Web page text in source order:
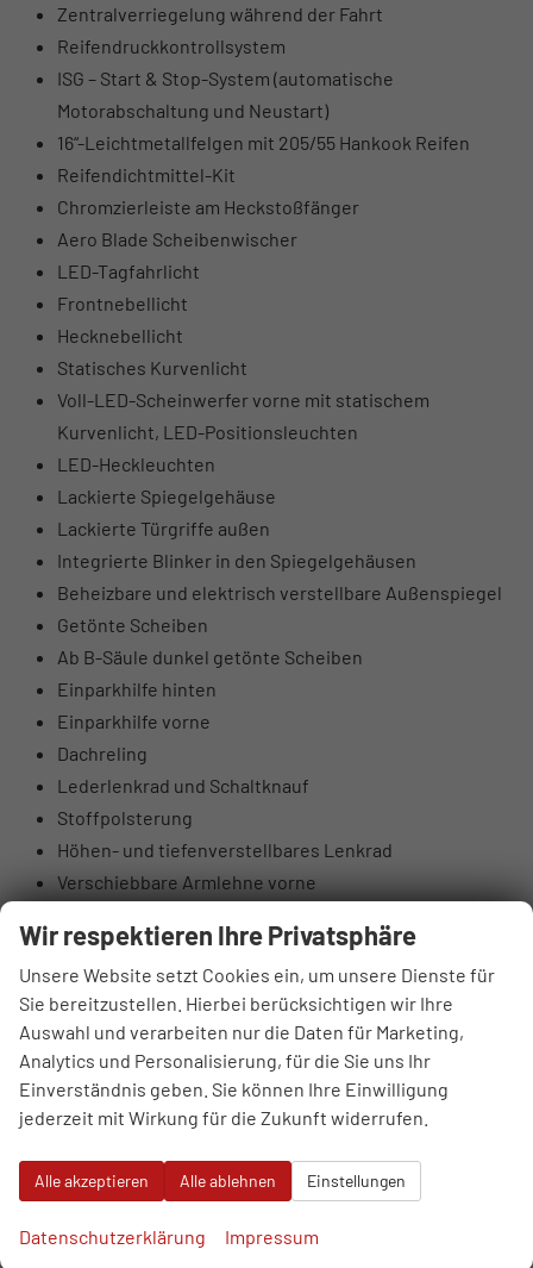
Zentralverriegelung während der Fahrt
Reifendruckkontrollsystem
ISG – Start & Stop-System (automatische
Motorabschaltung und Neustart)
16“-Leichtmetallfelgen mit 205/55 Hankook Reifen
Reifendichtmittel-Kit
Chromzierleiste am Heckstoßfänger
Aero Blade Scheibenwischer
LED-Tagfahrlicht
Frontnebellicht
Hecknebellicht
Statisches Kurvenlicht
Voll-LED-Scheinwerfer vorne mit statischem
Kurvenlicht, LED-Positionsleuchten
LED-Heckleuchten
Lackierte Spiegelgehäuse
Lackierte Türgriffe außen
Integrierte Blinker in den Spiegelgehäusen
Beheizbare und elektrisch verstellbare Außenspiegel
Getönte Scheiben
Ab B-Säule dunkel getönte Scheiben
Einparkhilfe hinten
Einparkhilfe vorne
Dachreling
Lederlenkrad und Schaltknauf
Stoffpolsterung
Höhen- und tiefenverstellbares Lenkrad
Verschiebbare Armlehne vorne
Höhenverstellbarer Fahrer- und Beifahrersitz
Rücksitzlehnen 60:40 klappbar
Elektrisch einstellbare Lendenstütze Fahrer
Hintere Lüftungsdüsen
Sonnenbrillenfach
Supervision-Instrumentenpanel 10,25“ TFT LCD
4 Lautsprecher: vorne 2 + hinten 2
6 Lautsprecher: Hochtonlautsprecher vorne
USB-Anschlüsse vorne
Wir respektieren Ihre Privatsphäre
Unsere Website setzt Cookies ein, um unsere Dienste für
Sie bereitzustellen. Hierbei berücksichtigen wir Ihre
Auswahl und verarbeiten nur die Daten für Marketing,
Analytics und Personalisierung, für die Sie uns Ihr
Einverständnis geben. Sie können Ihre Einwilligung
jederzeit mit Wirkung für die Zukunft widerrufen.
Alle akzeptieren Alle ablehnen Einstellungen
Datenschutzerklärung Impressum